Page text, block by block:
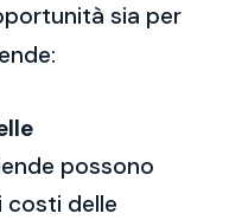
sia per
possono
costi delle